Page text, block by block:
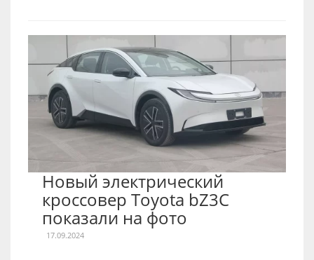
Новый электрический
кроссовер Toyota bZ3C
показали на фото
17.09.2024